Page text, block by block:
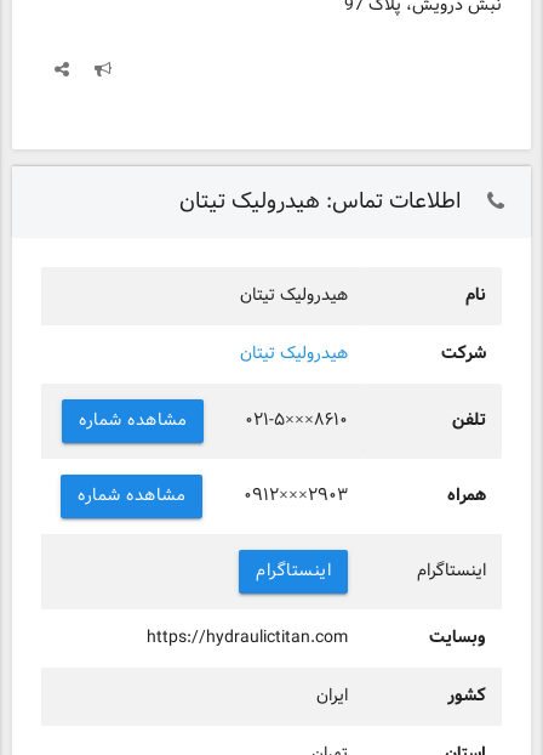
نبش درویش، پلاک 97
اطلاعات تماس: هیدرولیک تیتان
نام هیدرولیک تیتان
شرکت هیدرولیک تیتان
تلفن ۰۲۱-۵×××۸۶۱۰ مشاهده شماره
همراه ۰۹۱۲×××۲۹۰۳ مشاهده شماره
اینستاگرام اینستاگرام
وبسایت https://hydraulictitan.com
کشور ایران